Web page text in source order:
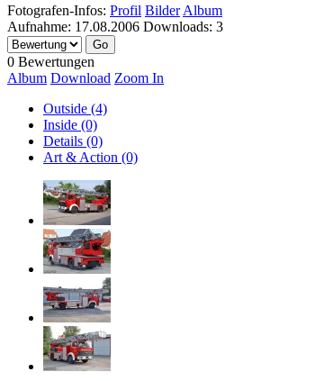
Fotografen-Infos: Profil Bilder Album
Aufnahme: 17.08.2006 Downloads: 3
0 Bewertungen
Album Download Zoom In
Outside (4)
Inside (0)
Details (0)
Art & Action (0)